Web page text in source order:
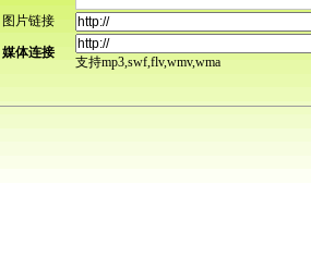
图片链接
媒体连接
支持mp3,swf,flv,wmv,wma